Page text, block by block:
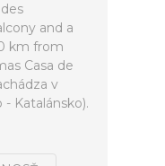
and a
km from
Casa de
v
Katalánsko).